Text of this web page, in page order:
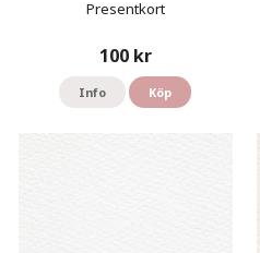
Presentkort
100 kr
Info Köp